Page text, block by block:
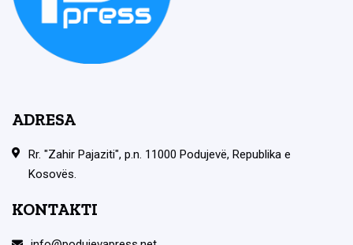
ADRESA
Rr. "Zahir Pajaziti", p.n. 11000 Podujevë, Republika e
Kosovës.
KONTAKTI